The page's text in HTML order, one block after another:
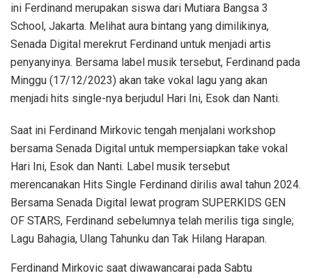
ini Ferdinand merupakan siswa dari Mutiara Bangsa 3
School, Jakarta. Melihat aura bintang yang dimilikinya,
Senada Digital merekrut Ferdinand untuk menjadi artis
penyanyinya. Bersama label musik tersebut, Ferdinand pada
Minggu (17/12/2023) akan take vokal lagu yang akan
menjadi hits single-nya berjudul Hari Ini, Esok dan Nanti.
Saat ini Ferdinand Mirkovic tengah menjalani workshop
bersama Senada Digital untuk mempersiapkan take vokal
Hari Ini, Esok dan Nanti. Label musik tersebut
merencanakan Hits Single Ferdinand dirilis awal tahun 2024.
Bersama Senada Digital lewat program SUPERKIDS GEN
OF STARS, Ferdinand sebelumnya telah merilis tiga single;
Lagu Bahagia, Ulang Tahunku dan Tak Hilang Harapan.
Ferdinand Mirkovic saat diwawancarai pada Sabtu